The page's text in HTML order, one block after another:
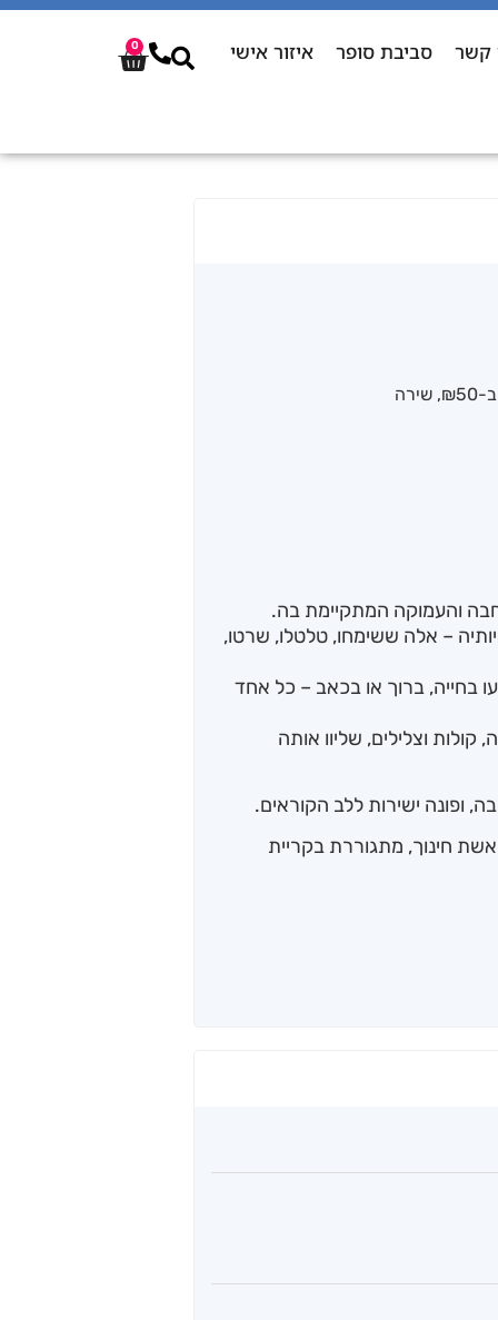
קשר סביבת סופר איזור אישי 0
, שירה
והעמוקה המתקיימת בה.
– אלה ששימחו, טלטלו, שרטו,
בחייה, ברוך או בכאב – כל אחד
וצלילים, שליוו אותה
ופונה ישירות ללב הקוראים.
חינוך, מתגוררת בקריית